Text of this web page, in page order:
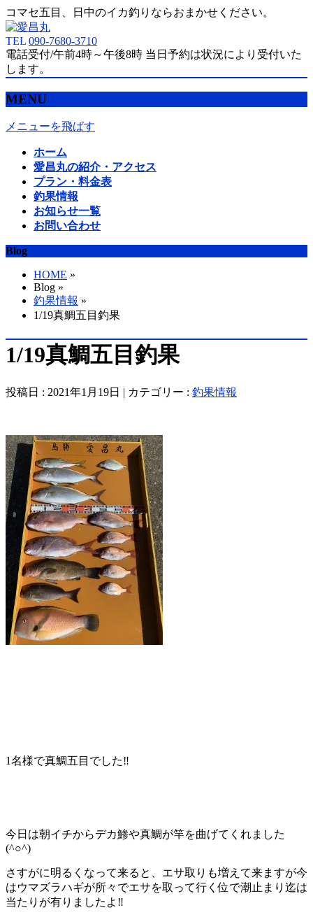
コマセ五目、日中のイカ釣りならおまかせください。
TEL 090-7680-3710
電話受付/午前4時～午後8時 当日予約は状況により受付いた
します。
MENU
メニューを飛ばす
ホーム
愛昌丸の紹介・アクセス
プラン・料金表
釣果情報
お知らせ一覧
お問い合わせ
Blog
HOME »
Blog »
釣果情報 »
1/19真鯛五目釣果
1/19真鯛五目釣果
投稿日 : 2021年1月19日 | カテゴリー : 釣果情報
1名様で真鯛五目でした‼️
今日は朝イチからデカ鯵や真鯛が竿を曲げてくれました
(^○^)
さすがに明るくなって来ると、エサ取りも増えて来ますが今
はウマズラハギが所々でエサを取って行く位で潮止まり迄は
当たりが有りましたよ‼️